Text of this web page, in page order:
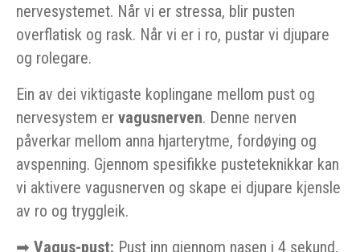
nervesystemet. Når vi er stressa, blir pusten
overflatisk og rask. Når vi er i ro, pustar vi djupare
og rolegare.
Ein av dei viktigaste koplingane mellom pust og
nervesystem er vagusnerven. Denne nerven
påverkar mellom anna hjarterytme, fordøying og
avspenning. Gjennom spesifikke pusteteknikkar kan
vi aktivere vagusnerven og skape ei djupare kjensle
av ro og tryggleik.
➡ Vagus-pust: Pust inn gjennom nasen i 4 sekund,